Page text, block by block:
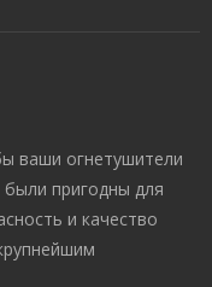
ваши огнетушители
пригодны для
и качество